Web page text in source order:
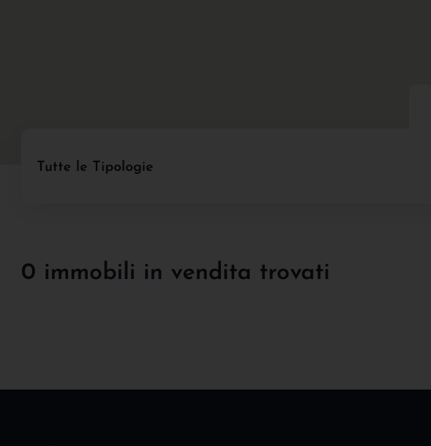
Tutte le Tipologie
0 immobili in vendita trovati